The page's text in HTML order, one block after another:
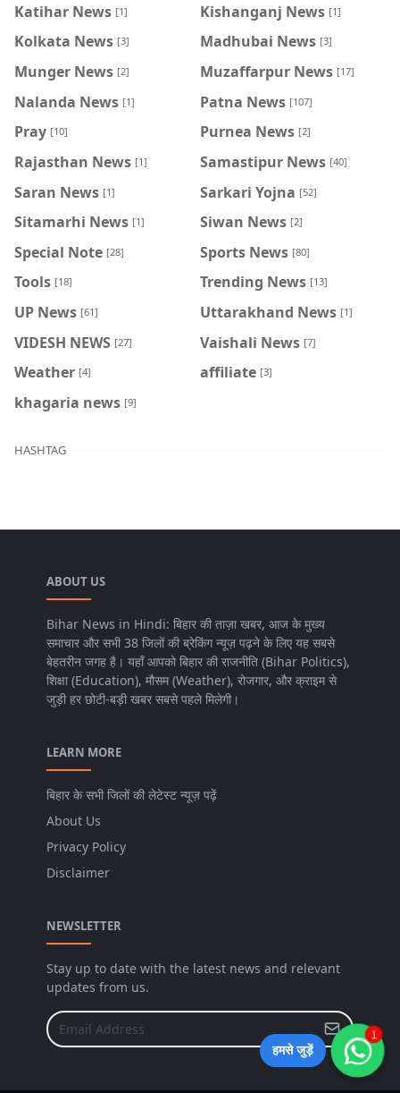
Katihar News [1] Kishanganj News [1]
Kolkata News [3] Madhubai News [3]
Munger News [2] Muzaffarpur News [17]
Nalanda News [1] Patna News [107]
Pray [10] Purnea News [2]
Rajasthan News [1] Samastipur News [40]
Saran News [1] Sarkari Yojna [52]
Sitamarhi News [1] Siwan News [2]
Special Note [28] Sports News [80]
Tools [18] Trending News [13]
UP News [61] Uttarakhand News [1]
VIDESH NEWS [27] Vaishali News [7]
Weather [4] affiliate [3]
khagaria news [9]
HASHTAG
ABOUT US
Bihar News in Hindi: बिहार की ताज़ा खबर, आज के मुख्य
समाचार और सभी 38 जिलों की ब्रेकिंग न्यूज़ पढ़ने के लिए यह सबसे
बेहतरीन जगह है। यहाँ आपको बिहार की राजनीति (Bihar Politics),
शिक्षा (Education), मौसम (Weather), रोजगार, और क्राइम से
जुड़ी हर छोटी-बड़ी खबर सबसे पहले मिलेगी।
LEARN MORE
बिहार के सभी जिलों की लेटेस्ट न्यूज़ पढ़ें
About Us
Privacy Policy
Disclaimer
NEWSLETTER
Stay up to date with the latest news and relevant
updates from us.
हमसे जुड़ें
1